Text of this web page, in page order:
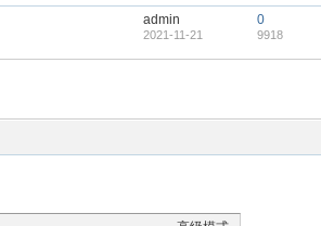
admin
2021-11-21
0
9918